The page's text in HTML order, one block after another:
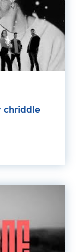
chriddle